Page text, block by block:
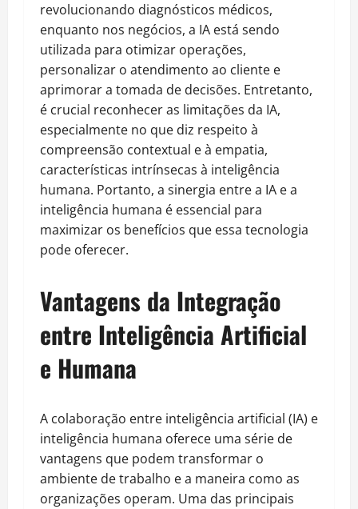
revolucionando diagnósticos médicos,
enquanto nos negócios, a IA está sendo
utilizada para otimizar operações,
personalizar o atendimento ao cliente e
aprimorar a tomada de decisões. Entretanto,
é crucial reconhecer as limitações da IA,
especialmente no que diz respeito à
compreensão contextual e à empatia,
características intrínsecas à inteligência
humana. Portanto, a sinergia entre a IA e a
inteligência humana é essencial para
maximizar os benefícios que essa tecnologia
pode oferecer.
Vantagens da Integração
entre Inteligência Artificial
e Humana
A colaboração entre inteligência artificial (IA) e
inteligência humana oferece uma série de
vantagens que podem transformar o
ambiente de trabalho e a maneira como as
organizações operam. Uma das principais